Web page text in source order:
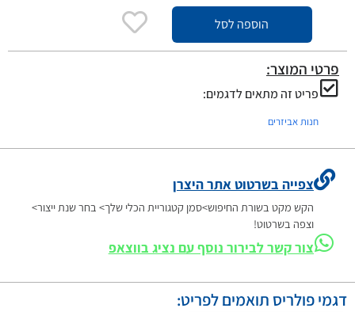
הוספה לסל
פרטי המוצר:
פריט זה מתאים לדגמים:
חנות אביזרים
צפייה בשרטוט אתר היצרן
הקש מקט בשורת החיפוש>סמן קטגוריית הכלי שלך> בחר שנת ייצור>
וצפה בשרטוט!
צור קשר לבירור נוסף עם נציג בווצאפ
דגמי פולריס תואמים לפריט: